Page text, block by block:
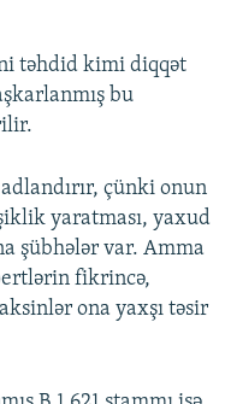
təhdid kimi diqqət
bu
çünki onun
yaratması, yaxud
şübhələr var. Amma
fikrincə,
ona yaxşı təsir